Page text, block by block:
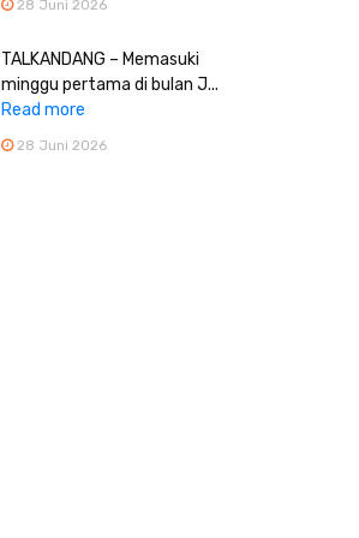
28 Juni 2026
TALKANDANG – Memasuki
minggu pertama di bulan J...
Read more
28 Juni 2026